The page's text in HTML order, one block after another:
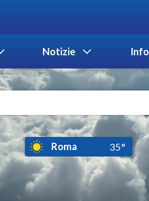
Notizie Info
Roma 35°